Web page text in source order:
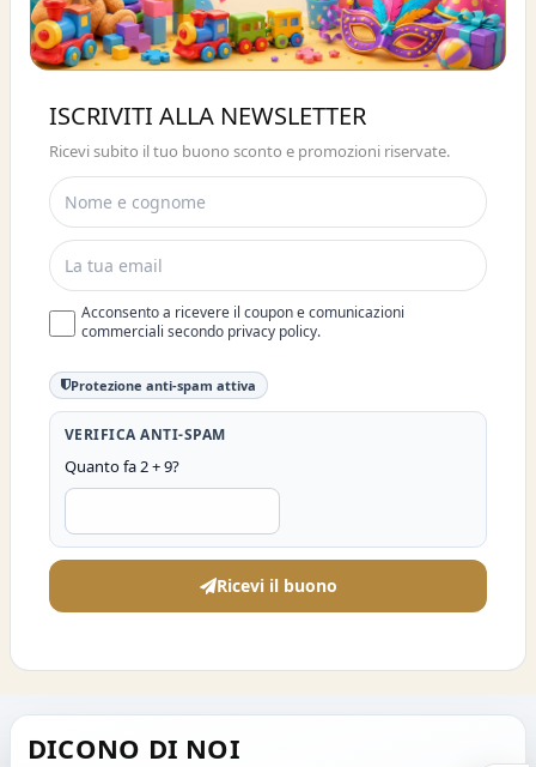
ISCRIVITI E OTTIENI SUBITO UNO
SCONTO DEL 10%
ISCRIVITI ALLA NEWSLETTER
Ricevi subito il tuo buono sconto e promozioni riservate.
Acconsento a ricevere il coupon e comunicazioni
commerciali secondo privacy policy.
Protezione anti-spam attiva
VERIFICA ANTI-SPAM
Quanto fa 2 + 9?
Ricevi il buono
DICONO DI NOI